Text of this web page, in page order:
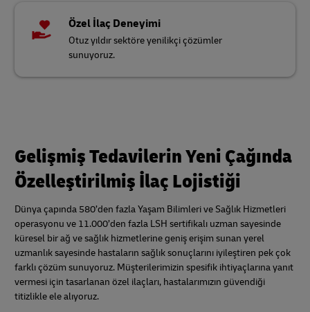
Özel İlaç Deneyimi
Otuz yıldır sektöre yenilikçi çözümler
sunuyoruz.
Gelişmiş Tedavilerin Yeni Çağında
Özelleştirilmiş İlaç Lojistiği
Dünya çapında 580’den fazla Yaşam Bilimleri ve Sağlık Hizmetleri
operasyonu ve 11.000’den fazla LSH sertifikalı uzman sayesinde
küresel bir ağ ve sağlık hizmetlerine geniş erişim sunan yerel
uzmanlık sayesinde hastaların sağlık sonuçlarını iyileştiren pek çok
farklı çözüm sunuyoruz. Müşterilerimizin spesifik ihtiyaçlarına yanıt
vermesi için tasarlanan özel ilaçları, hastalarımızın güvendiği
titizlikle ele alıyoruz.